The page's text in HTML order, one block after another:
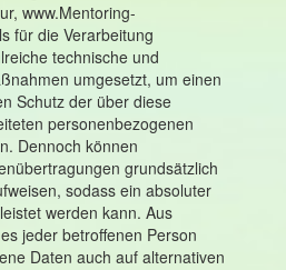
www.Mentoring-
für die Verarbeitung
technische und
umgesetzt, um einen
Schutz der über diese
personenbezogenen
Dennoch können
grundsätzlich
sodass ein absoluter
werden kann. Aus
jeder betroffenen Person
Daten auch auf alternativen